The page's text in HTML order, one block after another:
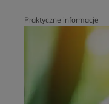
Praktyczne informacje